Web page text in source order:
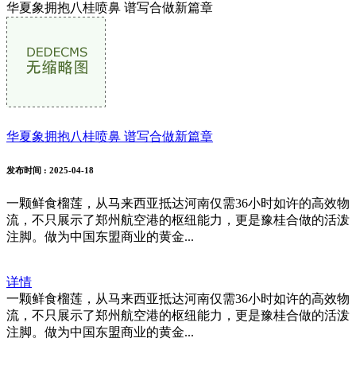
华夏象拥抱八桂喷鼻 谱写合做新篇章
华夏象拥抱八桂喷鼻 谱写合做新篇章
发布时间 : 2025-04-18
一颗鲜食榴莲，从马来西亚抵达河南仅需36小时如许的高效物
流，不只展示了郑州航空港的枢纽能力，更是豫桂合做的活泼
注脚。做为中国东盟商业的黄金...
详情
一颗鲜食榴莲，从马来西亚抵达河南仅需36小时如许的高效物
流，不只展示了郑州航空港的枢纽能力，更是豫桂合做的活泼
注脚。做为中国东盟商业的黄金...